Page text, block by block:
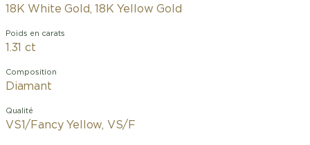
18K White Gold, 18K Yellow Gold
Poids en carats
1.31 ct
Composition
Diamant
Qualité
VS1/Fancy Yellow, VS/F